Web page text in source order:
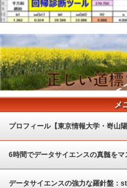
メ
プロフィール【東京情報大学・嵜山陽
6時間でデータサイエンスの真髄を
ート
データサイエンスの強力な羅針盤：